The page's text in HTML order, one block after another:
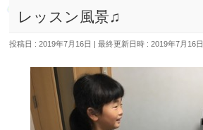
レッスン風景♫
投稿日 : 2019年7月16日 最終更新日時 : 2019年7月16日